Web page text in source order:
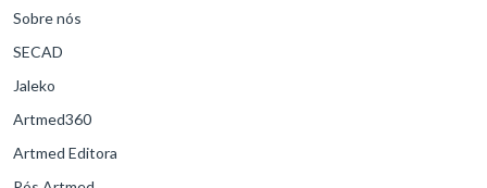
Sobre nós
SECAD
Jaleko
Artmed360
Artmed Editora